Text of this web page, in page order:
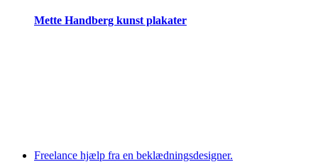
Mette Handberg kunst plakater
Freelance hjælp fra en beklædningsdesigner.